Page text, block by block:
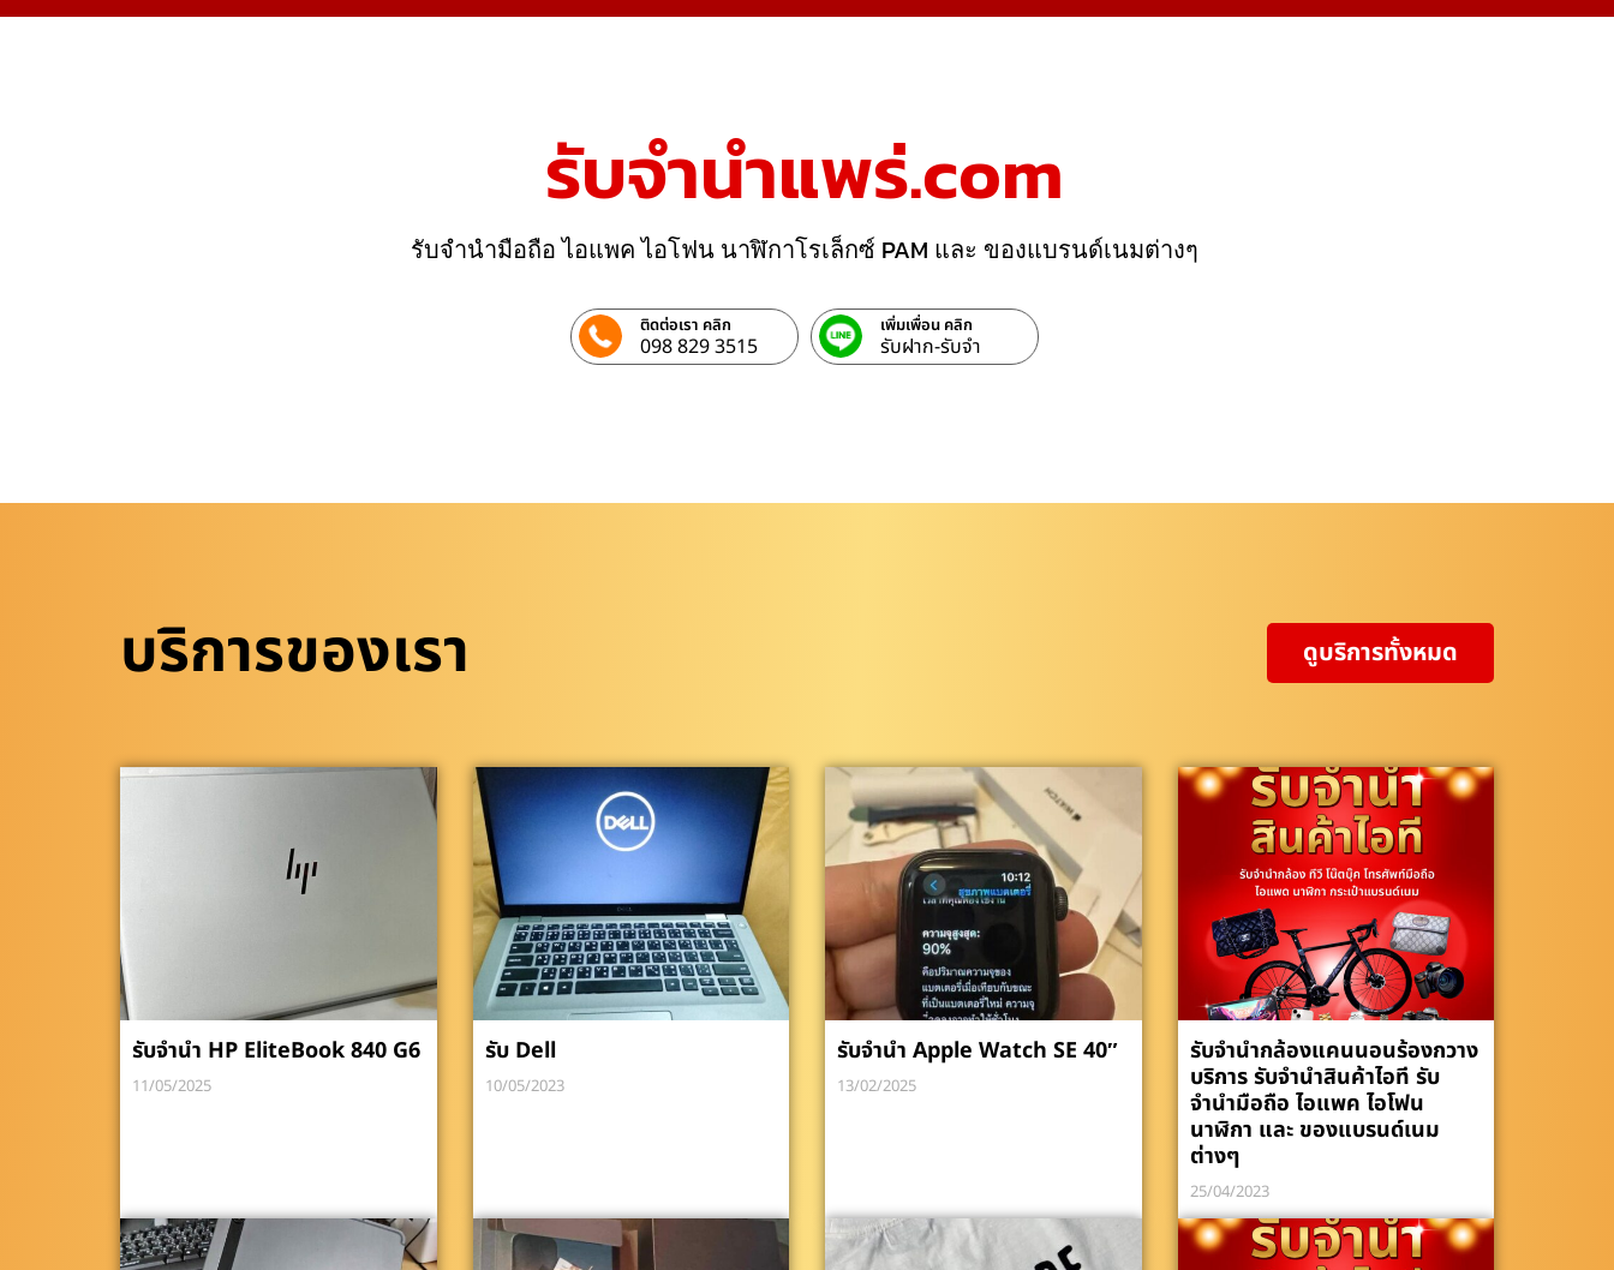
รับจํานําแพร่.com
รับจำนำมือถือ ไอแพค ไอโฟน นาฬิกาโรเล็กซ์ PAM และ ของแบรนด์เนมต่างๆ
ติดต่อเรา คลิก
098 829 3515
เพิ่มเพื่อน คลิก
รับฝาก-รับจํา
บริการของเรา ดูบริการทั้งหมด
รับจำนำ HP EliteBook 840 G6
11/05/2025
รับ Dell
10/05/2023
รับจำนำ Apple Watch SE 40″
13/02/2025
รับจำนำกล้องแคนนอนร้องกวาง
บริการ รับจำนำสินค้าไอที รับ
จำนำมือถือ ไอแพค ไอโฟน
นาฬิกา และ ของแบรนด์เนม
ต่างๆ
25/04/2023